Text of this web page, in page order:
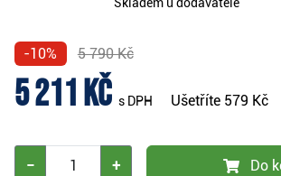
-10% 5 790 Kč
5 211 Kč s DPH Ušetříte 579 Kč
− + Do